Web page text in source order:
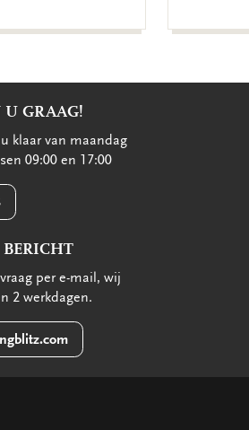
U GRAAG!
klaar van maandag
09:00 en 17:00
BERICHT
per e-mail, wij
2 werkdagen.